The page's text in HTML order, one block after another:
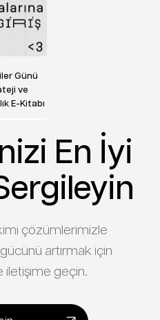
Günü
ve
E-Kitabı
En İyi
çözümlerimizle
artırmak için
iletişime geçin.